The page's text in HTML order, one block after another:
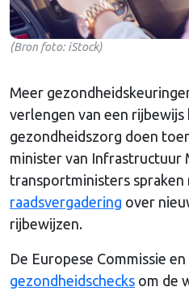
(Bron foto: iStock)
Meer
verlengen van een rijbewijs
gezondheidszorg doen
minister van Infrastructuur
transportministers spraken
raadsvergadering over
rijbewijzen.
De Europese Commissie en
gezondheidschecks om de